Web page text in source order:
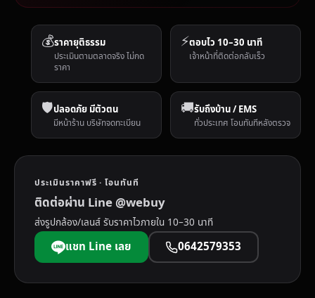
💰ราคายุติธรรม
ประเมินตามตลาดจริง ไม่กด
ราคา
⚡ตอบไว 10–30 นาที
เจ้าหน้าที่ติดต่อกลับเร็ว
🛡️ปลอดภัย มีตัวตน
มีหน้าร้าน บริษัทจดทะเบียน
🚚รับถึงบ้าน / EMS
ทั่วประเทศ โอนทันทีหลังตรวจ
ประเมินราคาฟรี · โอนทันที
ติดต่อผ่าน Line @webuy
ส่งรูปกล้อง/เลนส์ รับราคาไวภายใน 10–30 นาที
แชท Line เลย 0642579353